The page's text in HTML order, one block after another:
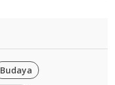
Budaya